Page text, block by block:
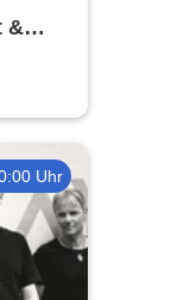
&
Uhr